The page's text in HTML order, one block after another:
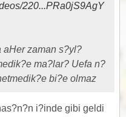
220...PRa0jS9AgY
aHer zaman s?yl?
ma?lar? Uefa n?
bi?e olmaz
i?inde gibi geldi